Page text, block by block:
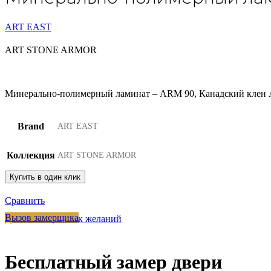
ART EAST
ART STONE ARMOR
Минерально-полимерный ламинат – ARM 90, Канадский клен
Brand ART EAST
Коллекция ART STONE ARMOR
Купить в один клик
Сравнить
Добавить в список желаний
Вызов замерщика
Бесплатный замер двери